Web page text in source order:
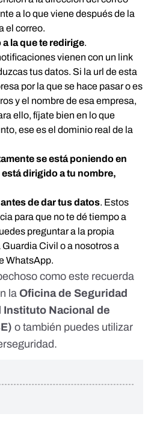
a lo que viene después de la
el correo.
la que te redirige.
vienen con un link
tus datos. Si la url de esta
por la que se hace pasar o es
y el nombre de esa empresa,
ello, fíjate bien en lo que
ese es el dominio real de la
se está poniendo en
dirigido a tu nombre,
de dar tus datos. Estos
para que no te dé tiempo a
preguntar a la propia
Civil o a nosotros a
WhatsApp.
como este recuerda
la Oficina de Seguridad
Instituto Nacional de
o también puedes utilizar
.